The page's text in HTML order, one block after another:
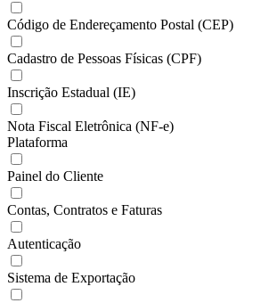
Código de Endereçamento Postal (CEP)
Cadastro de Pessoas Físicas (CPF)
Inscrição Estadual (IE)
Nota Fiscal Eletrônica (NF-e)
Plataforma
Painel do Cliente
Contas, Contratos e Faturas
Autenticação
Sistema de Exportação